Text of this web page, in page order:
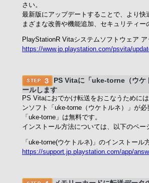
さい。
最新版にアップデートすることで、より快
まざまな改善や機能追加、セキュリティー
PlayStationR Vitaシステムソフトウェア ア
https://www.jp.playstation.com/psvita/
PS Vitaに「uke-torne（ウケ
ールします
PS Vitaにおでかけ転送をおこなうために
ンソフト「uke-torne（ウケトルネ）」が必
「uke-torne」は無料です。
インストール方法については、以下のペー
「uke-torne(ウケトルネ)」のインストール
https://support.jp.playstation.com/app/